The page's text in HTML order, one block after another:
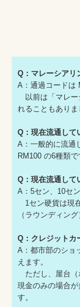
Q：マレーシアリ
A：通過コードは
以前は「マレー
れることもありま
Q：現在流通して
A：一般的に流通
RM100 の6種類で
Q：現在流通し
A：5セン、10セ
1セン硬貨は現
（ラウンディン
Q：クレジットカ
A：都市部のショ
えます。
ただし、屋台（
現金のみの場合
す。